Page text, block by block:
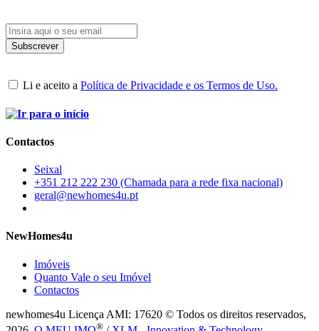
Li e aceito a Política de Privacidade e os Termos de Uso.
Contactos
Seixal
+351 212 222 230 (Chamada para a rede fixa nacional)
geral@newhomes4u.pt
NewHomes4u
Imóveis
Quanto Vale o seu Imóvel
Contactos
newhomes4u Licença AMI: 17620 © Todos os direitos reservados,
®